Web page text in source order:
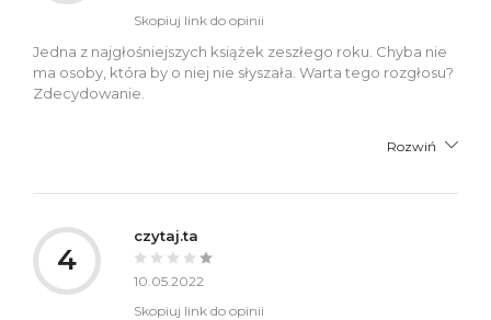
Skopiuj link do opinii
Jedna z najgłośniejszych książek zeszłego roku. Chyba nie
ma osoby, która by o niej nie słyszała. Warta tego rozgłosu?
Zdecydowanie.
Rozwiń
4
czytaj.ta
10.05.2022
Skopiuj link do opinii